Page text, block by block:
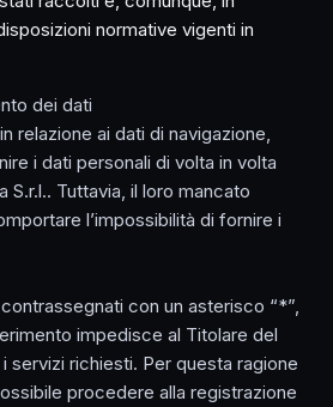
normative vigenti in
dei dati
relazione ai dati di navigazione,
i dati personali di volta in volta
S.r.l.. Tuttavia, il loro mancato
l’impossibilità di fornire i
con un asterisco “*”,
impedisce al Titolare del
servizi richiesti. Per questa ragione
procedere alla registrazione